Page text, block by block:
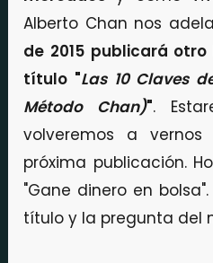
Alberto Chan nos
de 2015 publicará
título "Las 10 Claves
Método Chan)".
volveremos a
próxima publicación.
"Gane dinero en
título y la pregunta del